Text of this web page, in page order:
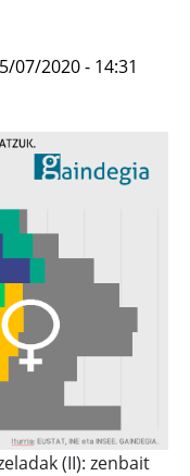
07/2020 - 14:31
(II): zenbait